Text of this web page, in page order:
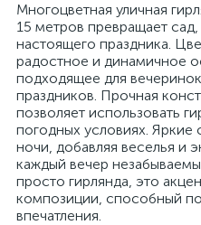
Многоцветная уличная
15 метров превращает
настоящего праздника.
радостное и динамичное
подходящее для
праздников. Прочная
позволяет использовать
погодных условиях. Яркие
ночи, добавляя веселья и
каждый вечер
просто гирлянда, это
композиции, способный
впечатления.